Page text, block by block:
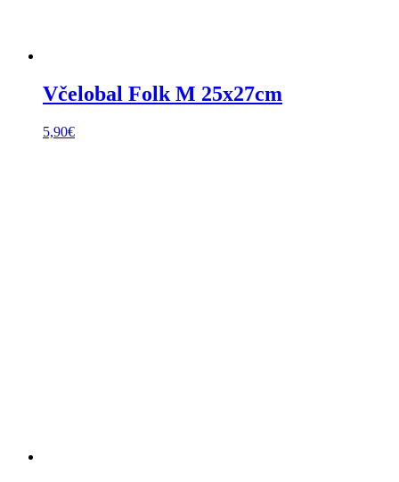
Včelobal Folk M 25x27cm
5,90€